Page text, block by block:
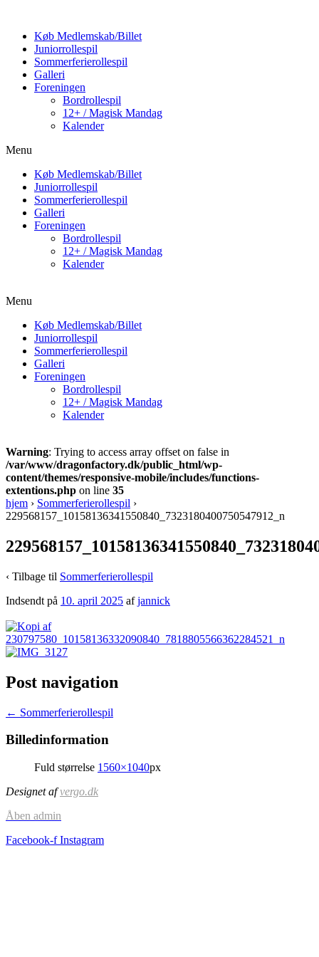
Køb Medlemskab/Billet
Juniorrollespil
Sommerferierollespil
Galleri
Foreningen
Bordrollespil
12+ / Magisk Mandag
Kalender
Menu
Køb Medlemskab/Billet
Juniorrollespil
Sommerferierollespil
Galleri
Foreningen
Bordrollespil
12+ / Magisk Mandag
Kalender
Menu
Køb Medlemskab/Billet
Juniorrollespil
Sommerferierollespil
Galleri
Foreningen
Bordrollespil
12+ / Magisk Mandag
Kalender
Warning: Trying to access array offset on false in
/var/www/dragonfactory.dk/public_html/wp-
content/themes/responsive-mobile/includes/functions-
extentions.php on line 35
hjem › Sommerferierollespil ›
229568157_10158136341550840_7323180400750547912_n
‹ Tilbage til Sommerferierollespil
Indsendt på 10. april 2025 afjannick
Post navigation
← Sommerferierollespil
Billedinformation
Fuld størrelse 1560×1040px
Designet afvergo.dk
Åben admin
Facebook-f Instagram